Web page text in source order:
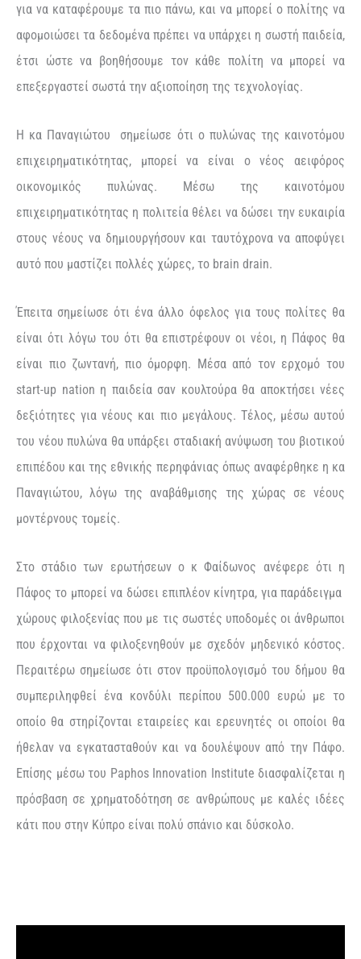
για να καταφέρουμε τα πιο πάνω, και να μπορεί ο πολίτης να
αφομοιώσει τα δεδομένα πρέπει να υπάρχει η σωστή παιδεία,
έτσι ώστε να βοηθήσουμε τον κάθε πολίτη να μπορεί να
επεξεργαστεί σωστά την αξιοποίηση της τεχνολογίας.
Η κα Παναγιώτου σημείωσε ότι ο πυλώνας της καινοτόμου
επιχειρηματικότητας, μπορεί να είναι ο νέος αειφόρος
οικονομικός πυλώνας. Μέσω της καινοτόμου
επιχειρηματικότητας η πολιτεία θέλει να δώσει την ευκαιρία
στους νέους να δημιουργήσουν και ταυτόχρονα να αποφύγει
αυτό που μαστίζει πολλές χώρες, το brain drain.
Έπειτα σημείωσε ότι ένα άλλο όφελος για τους πολίτες θα
είναι ότι λόγω του ότι θα επιστρέφουν οι νέοι, η Πάφος θα
είναι πιο ζωντανή, πιο όμορφη. Μέσα από τον ερχομό του
start-up nation η παιδεία σαν κουλτούρα θα αποκτήσει νέες
δεξιότητες για νέους και πιο μεγάλους. Τέλος, μέσω αυτού
του νέου πυλώνα θα υπάρξει σταδιακή ανύψωση του βιοτικού
επιπέδου και της εθνικής περηφάνιας όπως αναφέρθηκε η κα
Παναγιώτου, λόγω της αναβάθμισης της χώρας σε νέους
μοντέρνους τομείς.
Στο στάδιο των ερωτήσεων ο κ Φαίδωνος ανέφερε ότι η
Πάφος το μπορεί να δώσει επιπλέον κίνητρα, για παράδειγμα
χώρους φιλοξενίας που με τις σωστές υποδομές οι άνθρωποι
που έρχονται να φιλοξενηθούν με σχεδόν μηδενικό κόστος.
Περαιτέρω σημείωσε ότι στον προϋπολογισμό του δήμου θα
συμπεριληφθεί ένα κονδύλι περίπου 500.000 ευρώ με το
οποίο θα στηρίζονται εταιρείες και ερευνητές οι οποίοι θα
ήθελαν να εγκατασταθούν και να δουλέψουν από την Πάφο.
Επίσης μέσω του Paphos Innovation Institute διασφαλίζεται η
πρόσβαση σε χρηματοδότηση σε ανθρώπους με καλές ιδέες
κάτι που στην Κύπρο είναι πολύ σπάνιο και δύσκολο.